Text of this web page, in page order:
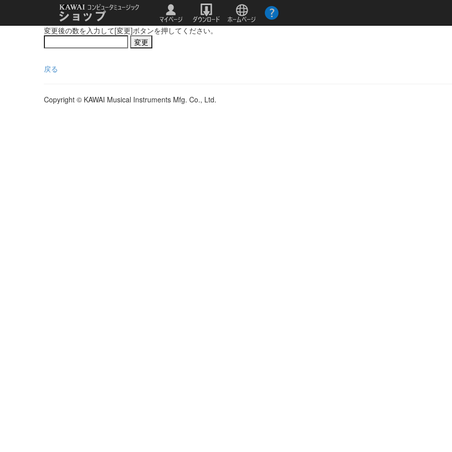
変更後の数を入力して[変更]ボタンを押してください。
戻る
Copyright © KAWAI Musical Instruments Mfg. Co., Ltd.